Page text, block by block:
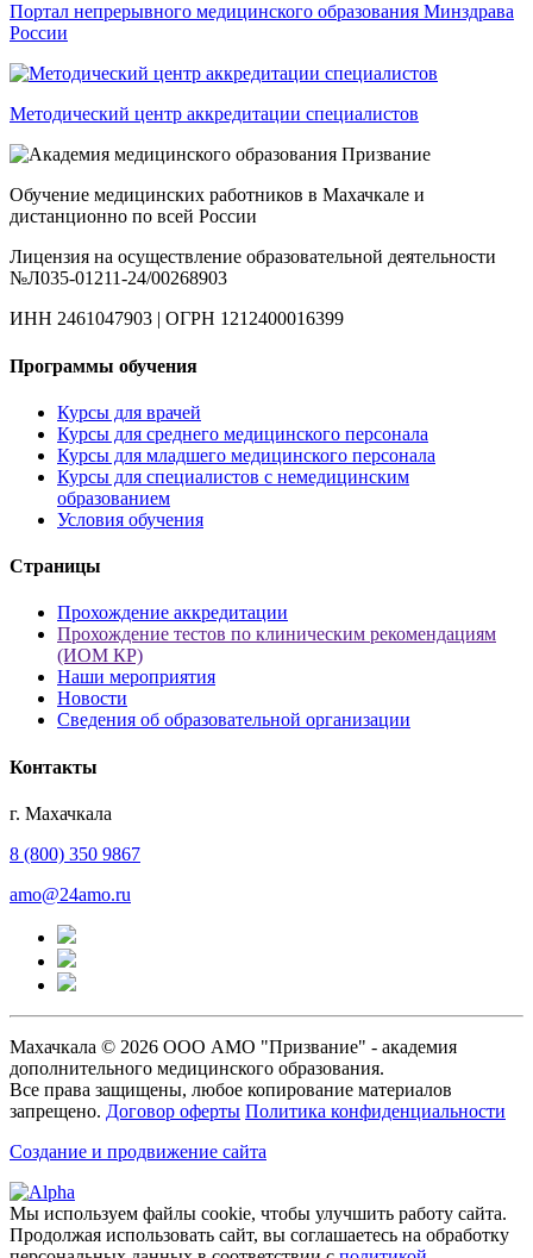
Портал непрерывного медицинского образования Минздрава
России
Методический центр аккредитации специалистов
Обучение медицинских работников в Махачкале и
дистанционно по всей России
Лицензия на осуществление образовательной деятельности
№Л035-01211-24/00268903
ИНН 2461047903 | ОГРН 1212400016399
Программы обучения
Курсы для врачей
Курсы для среднего медицинского персонала
Курсы для младшего медицинского персонала
Курсы для специалистов с немедицинским
образованием
Условия обучения
Страницы
Прохождение аккредитации
Прохождение тестов по клиническим рекомендациям
(ИОМ КР)
Наши мероприятия
Новости
Сведения об образовательной организации
Контакты
г. Махачкала
8 (800) 350 9867
amo@24amo.ru
Махачкала © 2026 ООО АМО "Призвание" - академия
дополнительного медицинского образования.
Все права защищены, любое копирование материалов
запрещено. Договор оферты Политика конфиденциальности
Создание и продвижение сайта
Мы используем файлы cookie, чтобы улучшить работу сайта.
Продолжая использовать сайт, вы соглашаетесь на обработку